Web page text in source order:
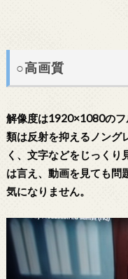
○高画質
解像度は1920×1080の
類は反射を抑えるノング
く、文字などをじっくり
は言え、動画を見ても問
気になりません。